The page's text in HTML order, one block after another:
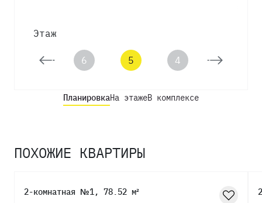
Этаж
7 6 5 4 3
ПланировкаНа этажеВ комплексе
ПОХОЖИЕ КВАРТИРЫ
2-комнатная №1, 78.52 м²